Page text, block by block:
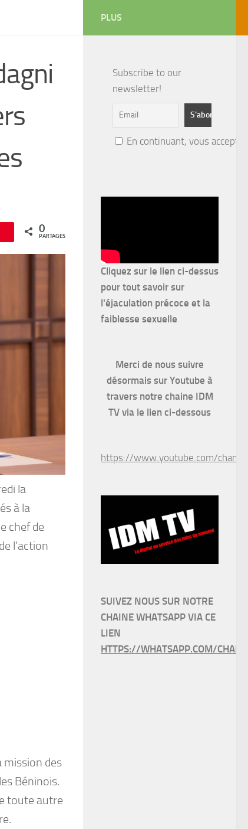
0
PARTAGES
la
à la
chef de
l’action
mission des
Béninois.
toute autre
PLUS
Subscribe to our
newsletter!
En continuant, vous
Cliquez sur le lien ci-dessus
pour tout savoir sur
l'éjaculation précoce et la
faiblesse sexuelle
Merci de nous suivre
désormais sur Youtube à
travers notre chaine IDM
TV via le lien ci-dessous
https://www.youtube.com/
SUIVEZ NOUS SUR NOTRE
CHAINE WHATSAPP VIA CE
LIEN
HTTPS://WHATSAPP.COM/